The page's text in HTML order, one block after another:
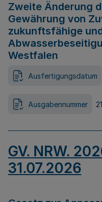
Zweite Änderung
Gewährung von
zukunftsfähige
Westfalen
Ausfertigungsdatum
Ausgabennummer
GV. NRW.
31.07.2026